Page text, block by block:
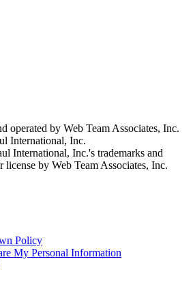
operated by Web Team Associates, Inc.
International, Inc.
International, Inc.'s trademarks and
license by Web Team Associates, Inc.
Policy
My Personal Information